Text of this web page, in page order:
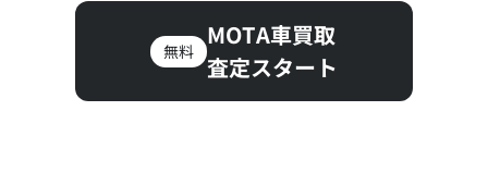
無料
MOTA車買取
査定スタート